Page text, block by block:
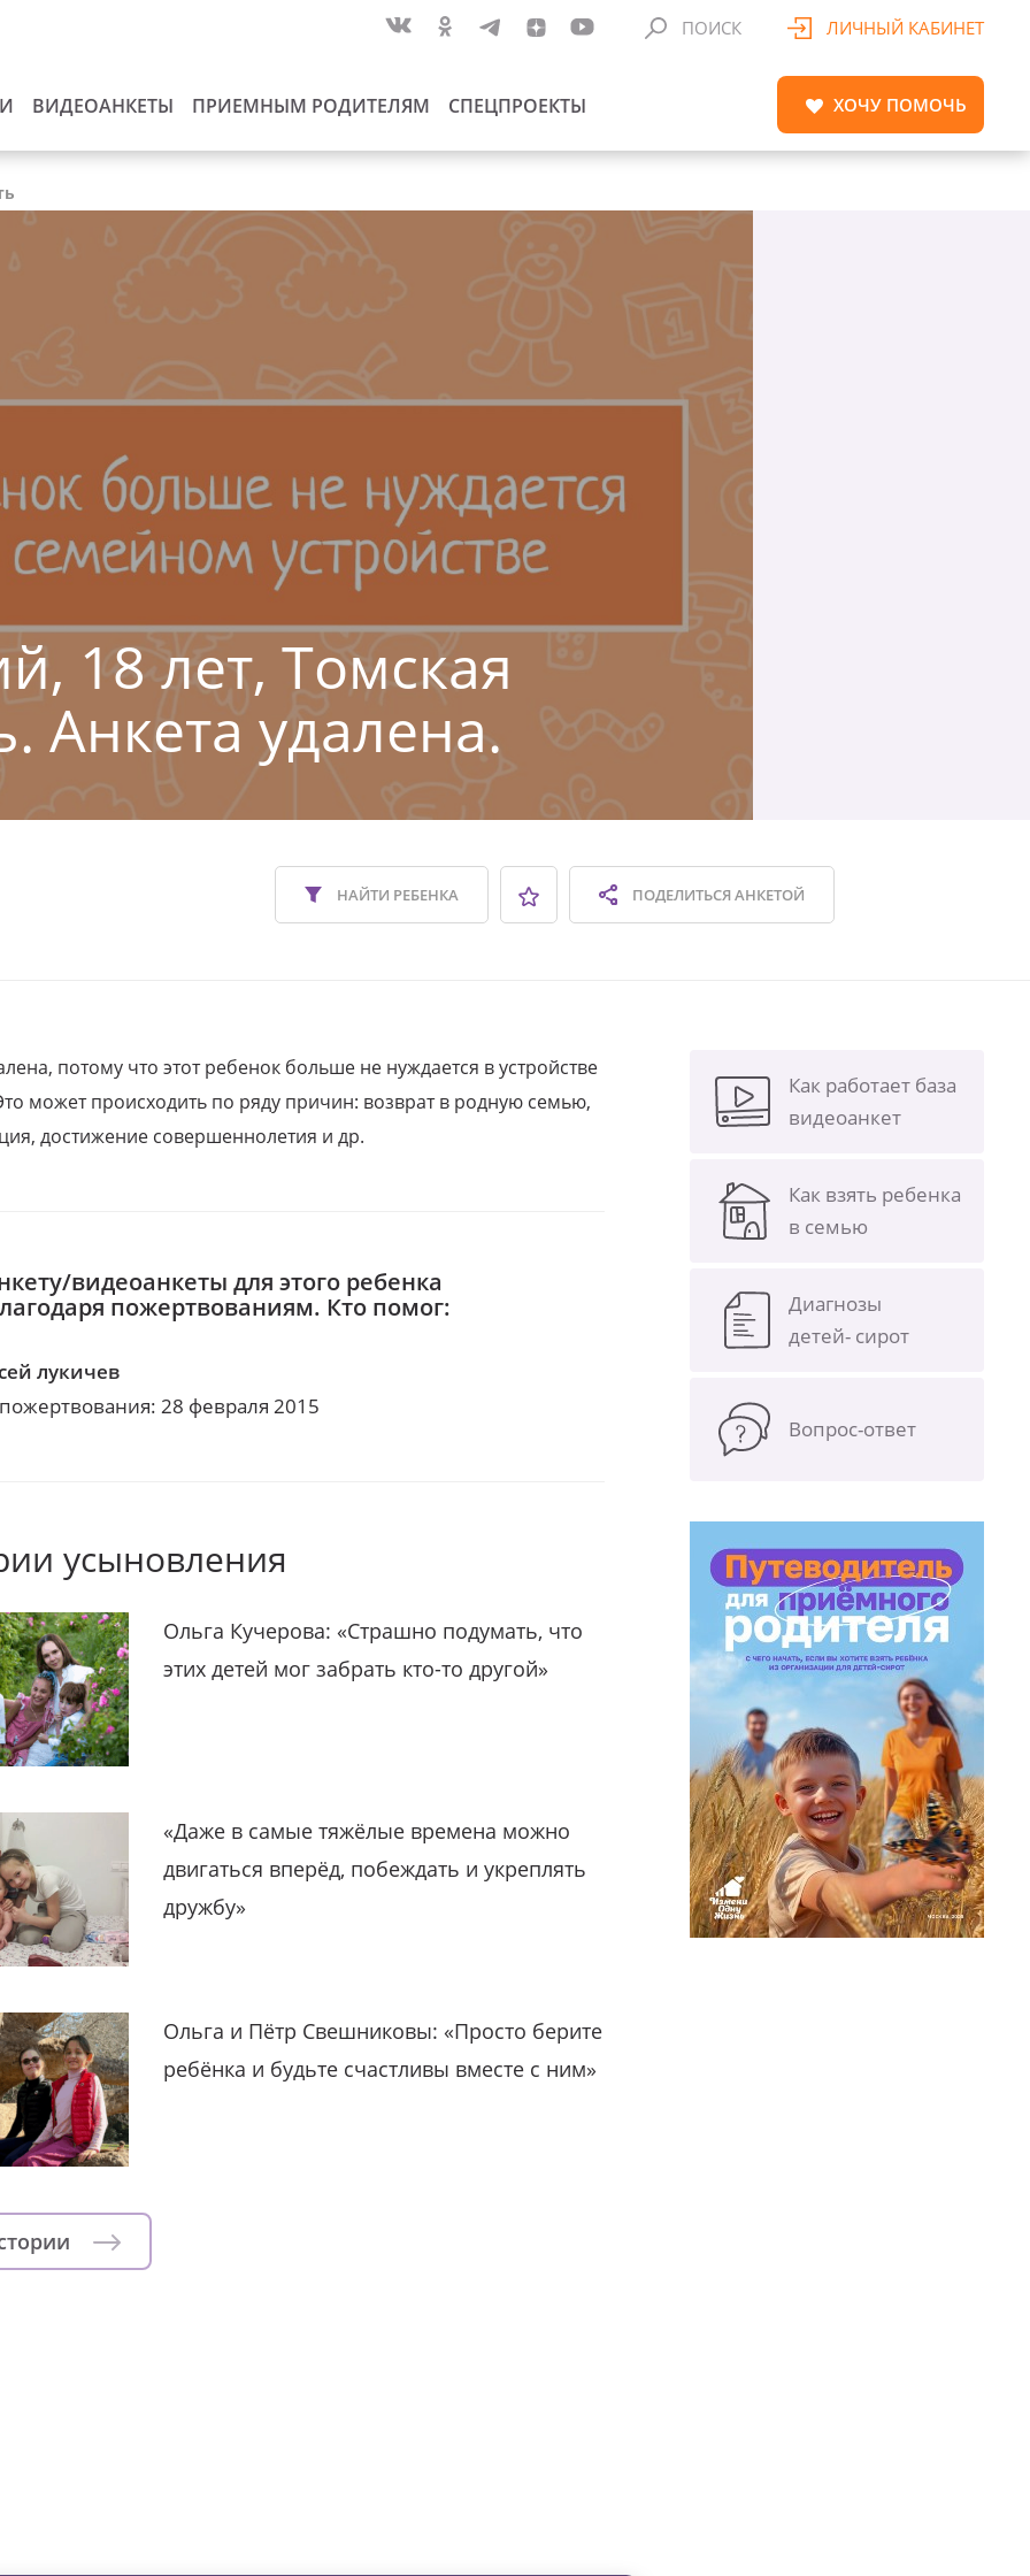
ВИДЕОАНКЕТЫ ПРИЕМНЫМ РОДИТЕЛЯМ СПЕЦПРОЕКТЫ
ПОИСК ЛИЧНЫЙ КАБИНЕТ
ХОЧУ ПОМОЧЬ
18 лет, Томская
Анкета удалена.
ПОДЕЛИТЬСЯАНКЕТОЙ
НАЙТИ РЕБЕНКА
потому что этот ребенок больше не нуждается в устройстве
может происходить по ряду причин: возврат в родную семью,
достижение совершеннолетия и др.
видеоанкеты для этого ребенка
пожертвованиям. Кто помог:
лукичев
28 февраля 2015
усыновления
Ольга Кучерова: «Страшно подумать, что
этих детей мог забрать кто-то другой»
«Даже в самые тяжёлые времена можно
двигаться вперёд, побеждать и укреплять
дружбу»
Ольга и Пётр Свешниковы: «Просто берите
ребёнка и будьте счастливы вместе с ним»
Как работает база
видеоанкет
Как взять ребенка
в семью
Диагнозы
детей- сирот
Вопрос-ответ